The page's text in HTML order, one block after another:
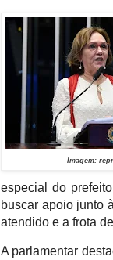
Imagem:
especial do
buscar apoio junto
atendido e a frota
A parlamentar